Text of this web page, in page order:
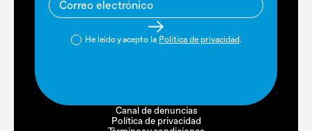
He leído y acepto la Política de privacidad.
Canal de denuncias
Política de privacidad